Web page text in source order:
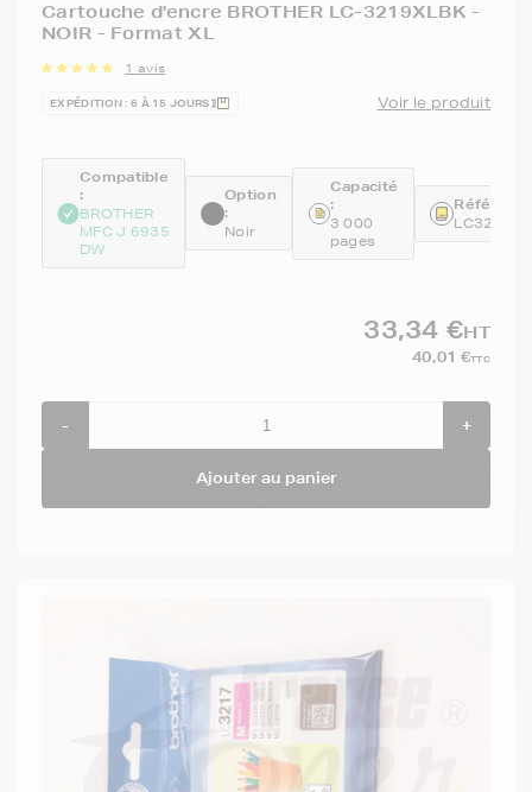
Cartouche d'encre BROTHER LC-3219XLBK -
NOIR - Format XL
1 avis
EXPÉDITION : 6 À 15 JOURS Voir le produit
Compatible
:
BROTHER
MFC J 6935
DW
Option
:
Noir
Capacité
:
3 000
pages
33,34 €HT
40,01 €TTC
- +
Ajouter au panier